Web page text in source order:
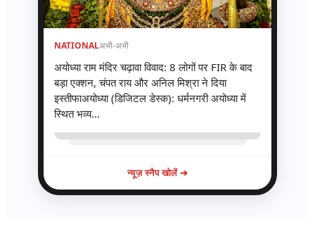
NATIONALअभी-अभी
अयोध्या राम मंदिर चढ़ावा विवाद: 8 लोगों पर FIR के बाद
बड़ा एक्शन, चंपत राय और अनिल मिश्रा ने दिया
इस्तीफाअयोध्या (डिजिटल डेस्क): धर्मनगरी अयोध्या में
स्थित भव्य...
न्यूज़ स्नैप खोलें ➔